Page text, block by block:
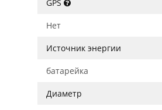
GPS
Нет
Источник энергии
батарейка
Диаметр